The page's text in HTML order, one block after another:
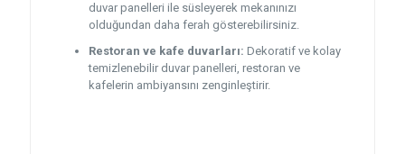
duvar panelleri ile süsleyerek mekanınızı
olduğundan daha ferah gösterebilirsiniz.
Restoran ve kafe duvarları: Dekoratif ve kolay
temizlenebilir duvar panelleri, restoran ve
kafelerin ambiyansını zenginleştirir.